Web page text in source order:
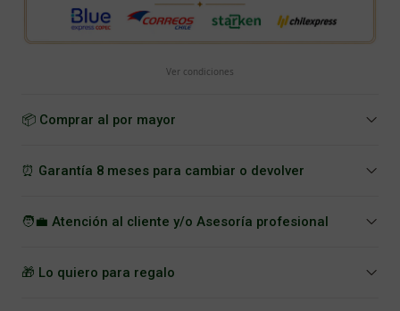
Ver condiciones
📦 Comprar al por mayor
⏰ Garantía 8 meses para cambiar o devolver
🧑‍💼 Atención al cliente y/o Asesoría profesional
🎁 Lo quiero para regalo